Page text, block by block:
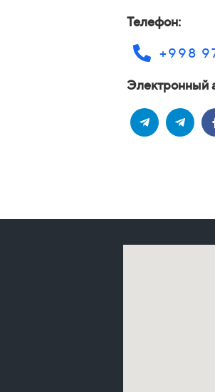
Телефон:
+998
Электронный